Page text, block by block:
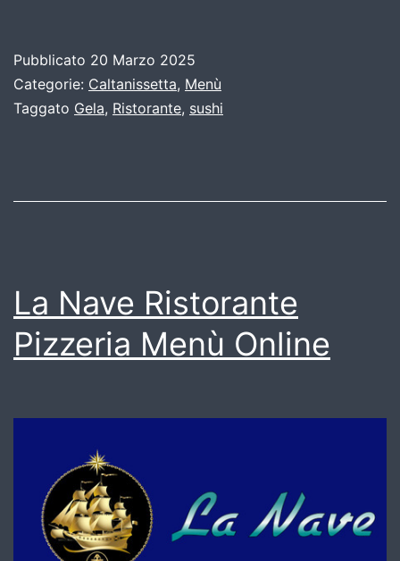
Pubblicato 20 Marzo 2025
Categorie: Caltanissetta, Menù
Taggato Gela, Ristorante, sushi
La Nave Ristorante
Pizzeria Menù Online